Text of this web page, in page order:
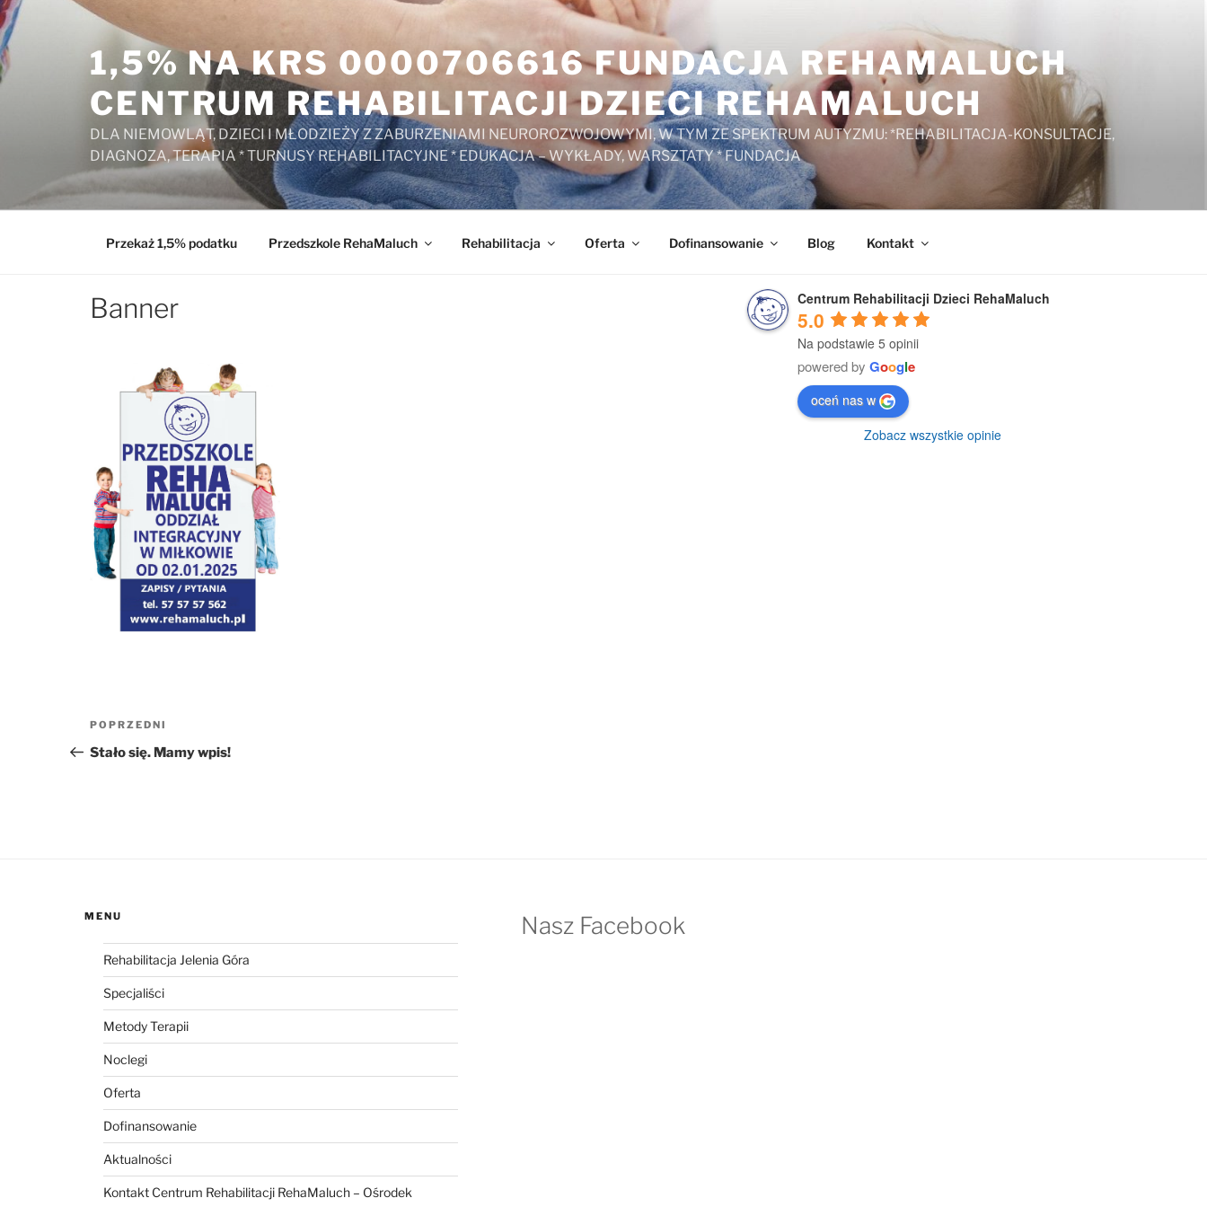
Przejdź
do
treści
1,5% NA KRS 0000706616 FUNDACJA REHAMALUCH
CENTRUM REHABILITACJI DZIECI REHAMALUCH
DLA NIEMOWLĄT, DZIECI I MŁODZIEŻY Z ZABURZENIAMI NEUROROZWOJOWYMI, W TYM ZE SPEKTRUM AUTYZMU: *REHABILITACJA-KONSULTACJE,
DIAGNOZA, TERAPIA * TURNUSY REHABILITACYJNE * EDUKACJA – WYKŁADY, WARSZTATY * FUNDACJA
Przekaż 1,5% podatku Przedszkole RehaMaluch Rehabilitacja Oferta Dofinansowanie Blog Kontakt
Banner
Nawigacja
wpisu
Poprzedni
wpis
POPRZEDNI
Stało się. Mamy wpis!
Centrum Rehabilitacji Dzieci RehaMaluch
5.0
Na podstawie 5 opinii
powered byGoogle
oceń nas w
Zobacz wszystkie opinie
MENU
Rehabilitacja Jelenia Góra
Specjaliści
Metody Terapii
Noclegi
Oferta
Dofinansowanie
Aktualności
Kontakt Centrum Rehabilitacji RehaMaluch – Ośrodek
Nasz Facebook